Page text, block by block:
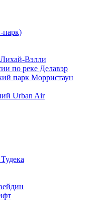
парк)
Лихай-Вэлли
по реке Делавэр
парк Морристаун
Urban Air